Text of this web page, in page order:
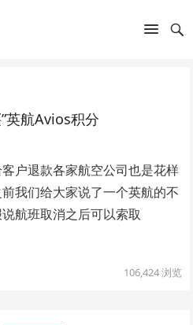
英航Avios积分
户退款各家航空公司也是花样
我们给大家说了一个英航的不
航班取消之后可以索取
106,424浏览